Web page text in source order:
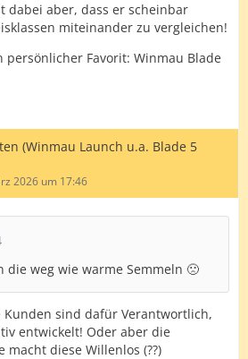
dabei aber, dass er scheinbar
miteinander zu vergleichen!
Favorit: Winmau Blade
(Winmau Launch u.a. Blade 5
2026 um 17:46
die weg wie warme Semmeln 🙁
Kunden sind dafür Verantwortlich,
entwickelt! Oder aber die
diese Willenlos (??)